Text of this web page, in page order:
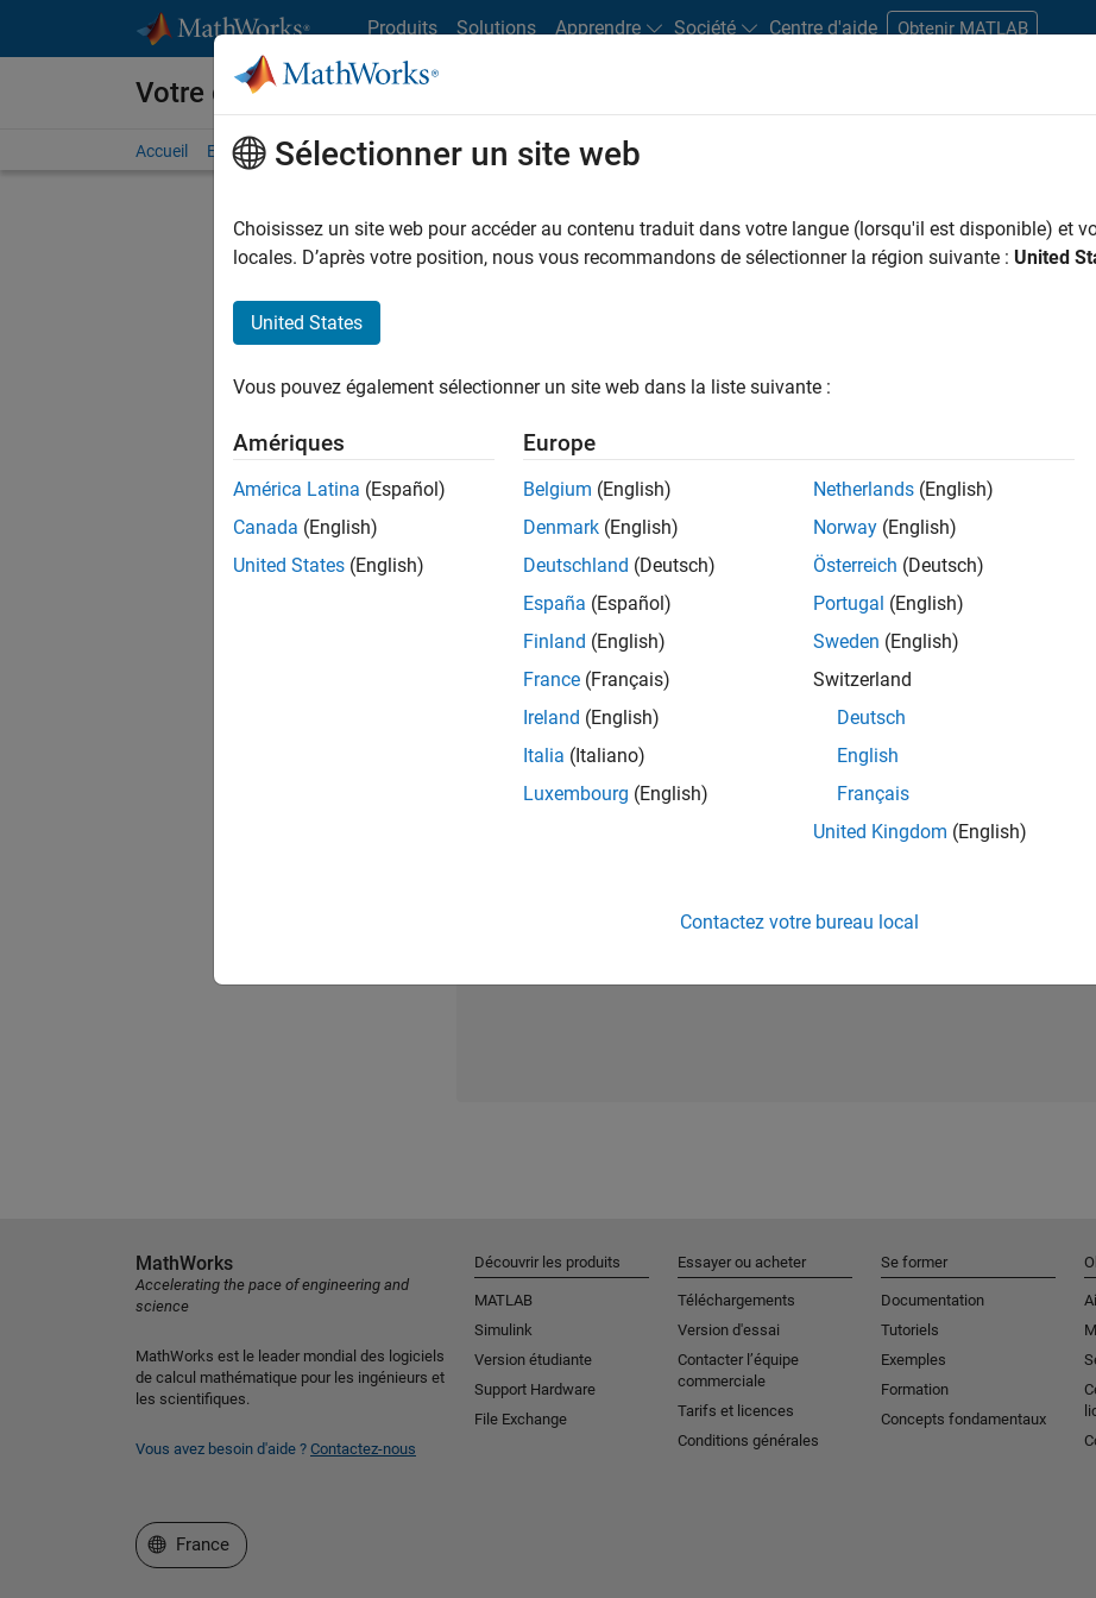
Produits Solutions Apprendre Société Centre d'aide Obtenir MATLAB
Votre carrière chez MathWorks
Accueil Explorer nos opportunités Adresses de nos bureaux Étudiants et carrières
FILTRER PAR Applications et outils commerciaux Infrastructure et architecture
Les descriptions de poste n’ont pas toutes été traduites. Effectuez une
opportunités de votre région.
Senior Software Quality Engineer
Senior Software Quality Engineer
FR-Meudon| Ingénierie de la qualité | Expérimenté(e)
Leverage your C/C++ development skills to design and develop
automated test suites, Hands-on testing for Polyspace.
Recevez
Sélectionner un site web
Choisissez un site web pour accéder au contenu traduit dans votre langue (lorsqu'il est disponible) et
locales. D’après votre position, nous vous recommandons de sélectionner la région suivante : United
United States
Vous pouvez également sélectionner un site web dans la liste suivante :
Amériques
América Latina (Español)
Canada (English)
United States (English)
Europe
Belgium (English)
Denmark (English)
Deutschland (Deutsch)
España (Español)
Finland (English)
France (Français)
Ireland (English)
Italia (Italiano)
Luxembourg (English)
Netherlands (English)
Norway (English)
Österreich (Deutsch)
Portugal (English)
Sweden (English)
Switzerland
Deutsch
English
Français
United Kingdom (English)
Contactez votre bureau local
MathWorks
Accelerating the pace of engineering and
science
MathWorks est le leader mondial des logiciels
de calcul mathématique pour les ingénieurs et
les scientifiques.
Vous avez besoin d'aide ? Contactez-nous
Découvrir les produits
MATLAB
Simulink
Version étudiante
Support Hardware
File Exchange
Essayer ou acheter
Téléchargements
Version d'essai
Contacter l’équipe
commerciale
Tarifs et licences
Conditions générales
Se former
Documentation
Tutoriels
Exemples
Formation
Concepts fondamentaux
Sélectionner un site web
France